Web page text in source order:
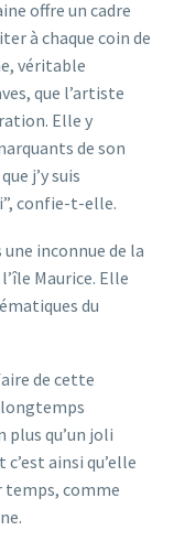
offre un cadre
à chaque coin de
véritable
que l’artiste
Elle y
de son
j’y suis
confie-t-elle.
inconnue de la
Maurice. Elle
du
de cette
longtemps
plus qu’un joli
ainsi qu’elle
temps, comme